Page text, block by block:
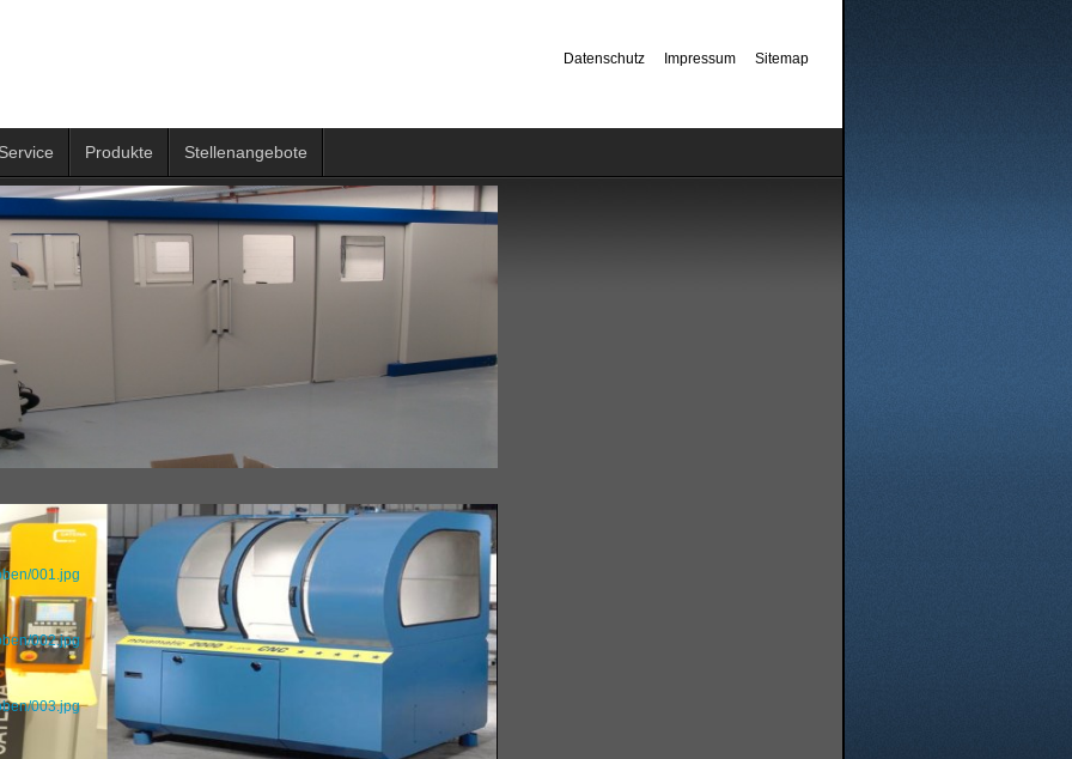
Datenschutz Impressum Sitemap
Produkte Stellenangebote
001.jpg
002.jpg
003.jpg